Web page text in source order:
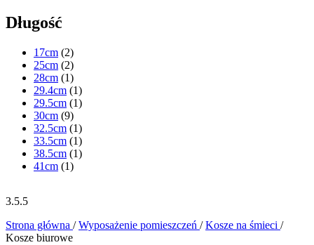
Długość
17cm (2)
25cm (2)
28cm (1)
29.4cm (1)
29.5cm (1)
30cm (9)
32.5cm (1)
33.5cm (1)
38.5cm (1)
41cm (1)
3.5.5
Strona główna / Wyposażenie pomieszczeń / Kosze na śmieci /
Kosze biurowe